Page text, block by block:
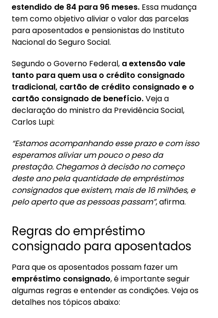
estendido de 84 para 96 meses. Essa mudança
tem como objetivo aliviar o valor das parcelas
para aposentados e pensionistas do Instituto
Nacional do Seguro Social.
Segundo o Governo Federal, a extensão vale
tanto para quem usa o crédito consignado
tradicional, cartão de crédito consignado e o
cartão consignado de benefício.Veja a
declaração do ministro da Previdência Social,
Carlos Lupi:
“Estamos acompanhando esse prazo e com isso
esperamos aliviar um pouco o peso da
prestação. Chegamos à decisão no começo
deste ano pela quantidade de empréstimos
consignados que existem, mais de 16 milhões, e
pelo aperto que as pessoas passam”, afirma.
Regras do empréstimo
consignado para aposentados
Para que os aposentados possam fazer um
empréstimo consignado, é importante seguir
algumas regras e entender as condições. Veja os
detalhes nos tópicos abaixo: